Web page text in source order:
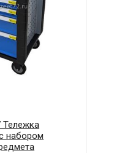
Тележка
набором